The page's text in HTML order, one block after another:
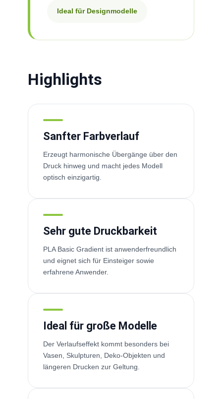
Ideal für Designmodelle
Highlights
Sanfter Farbverlauf
Erzeugt harmonische Übergänge über den
Druck hinweg und macht jedes Modell
optisch einzigartig.
Sehr gute Druckbarkeit
PLA Basic Gradient ist anwenderfreundlich
und eignet sich für Einsteiger sowie
erfahrene Anwender.
Ideal für große Modelle
Der Verlaufseffekt kommt besonders bei
Vasen, Skulpturen, Deko-Objekten und
längeren Drucken zur Geltung.